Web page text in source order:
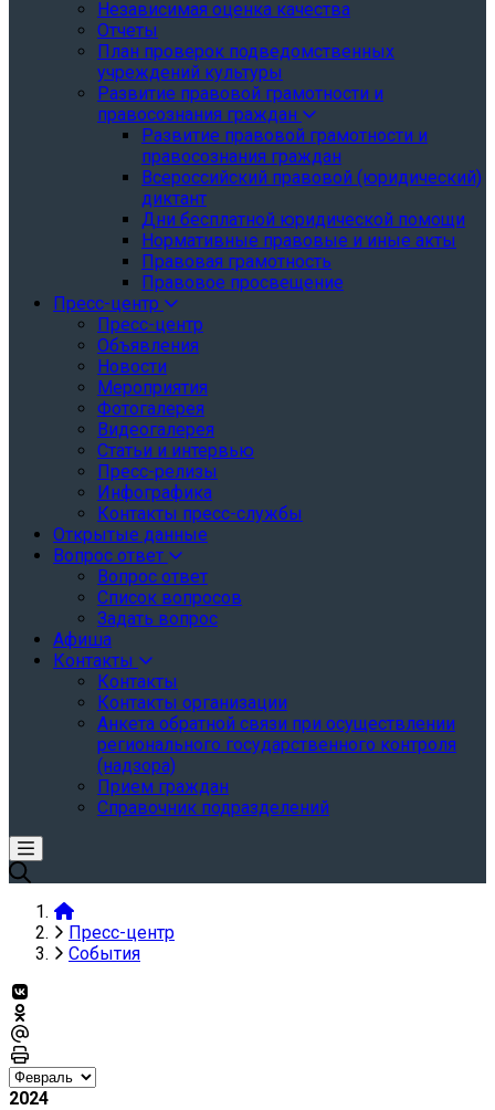
Независимая оценка качества
Отчеты
План проверок подведомственных
учреждений культуры
Развитие правовой грамотности и
правосознания граждан
Развитие правовой грамотности и
правосознания граждан
Всероссийский правовой (юридический)
диктант
Дни бесплатной юридической помощи
Нормативные правовые и иные акты
Правовая грамотность
Правовое просвещение
Пресс-центр
Пресс-центр
Объявления
Новости
Мероприятия
Фотогалерея
Видеогалерея
Статьи и интервью
Пресс-релизы
Инфографика
Контакты пресс-службы
Открытые данные
Вопрос ответ
Вопрос ответ
Список вопросов
Задать вопрос
Афиша
Контакты
Контакты
Контакты организации
Анкета обратной связи при осуществлении
регионального государственного контроля
(надзора)
Прием граждан
Справочник подразделений
Пресс-центр
События
2024